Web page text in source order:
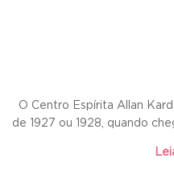
O Centro Espírita Allan
de 1927 ou 1928, quando